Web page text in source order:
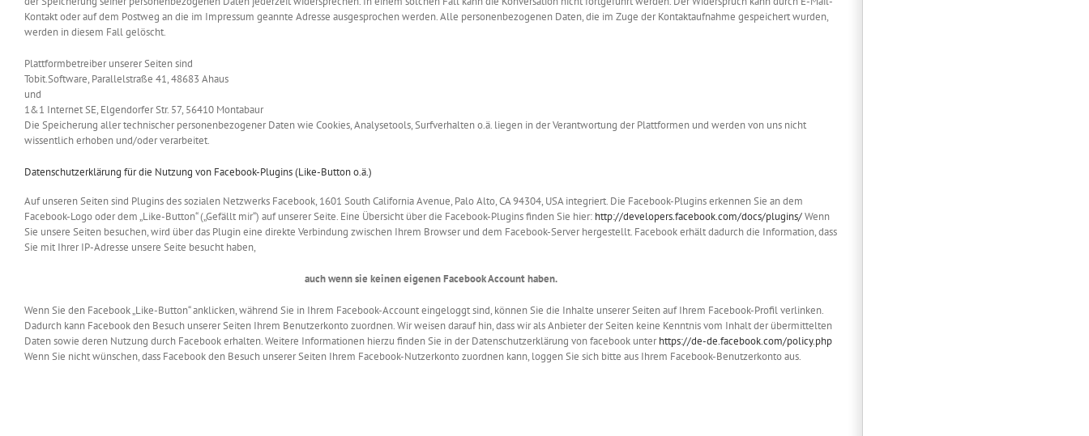
Kontakt oder auf dem Postweg an die im Impressum geannte Adresse ausgesprochen werden. Alle personenbezogenen Daten, die im Zuge der Kontaktaufnahme gespeichert wurden,
werden in diesem Fall gelöscht.
Plattformbetreiber unserer Seiten sind
Tobit.Software, Parallelstraße 41, 48683 Ahaus
und
1&1 Internet SE, Elgendorfer Str. 57, 56410 Montabaur
Die Speicherung aller technischer personenbezogener Daten wie Cookies, Analysetools, Surfverhalten o.ä. liegen in der Verantwortung der Plattformen und werden von uns nicht
wissentlich erhoben und/oder verarbeitet.
Datenschutzerklärung für die Nutzung von Facebook-Plugins (Like-Button o.ä.)
Auf unseren Seiten sind Plugins des sozialen Netzwerks Facebook, 1601 South California Avenue, Palo Alto, CA 94304, USA integriert. Die Facebook-Plugins erkennen Sie an dem
Facebook-Logo oder dem „Like-Button“ („Gefällt mir“) auf unserer Seite. Eine Übersicht über die Facebook-Plugins finden Sie hier: http://developers.facebook.com/docs/plugins/Wenn
Sie unsere Seiten besuchen, wird über das Plugin eine direkte Verbindung zwischen Ihrem Browser und dem Facebook-Server hergestellt. Facebook erhält dadurch die Information, dass
Sie mit Ihrer IP-Adresse unsere Seite besucht haben,
auch wenn sie keinen eigenen Facebook Account haben.
Wenn Sie den Facebook „Like-Button“ anklicken, während Sie in Ihrem Facebook-Account eingeloggt sind, können Sie die Inhalte unserer Seiten auf Ihrem Facebook-Profil verlinken.
Dadurch kann Facebook den Besuch unserer Seiten Ihrem Benutzerkonto zuordnen. Wir weisen darauf hin, dass wir als Anbieter der Seiten keine Kenntnis vom Inhalt der übermittelten
Daten sowie deren Nutzung durch Facebook erhalten. Weitere Informationen hierzu finden Sie in der Datenschutzerklärung von facebook unterhttps://de-de.facebook.com/policy.php
Wenn Sie nicht wünschen, dass Facebook den Besuch unserer Seiten Ihrem Facebook-Nutzerkonto zuordnen kann, loggen Sie sich bitte aus Ihrem Facebook-Benutzerkonto aus.